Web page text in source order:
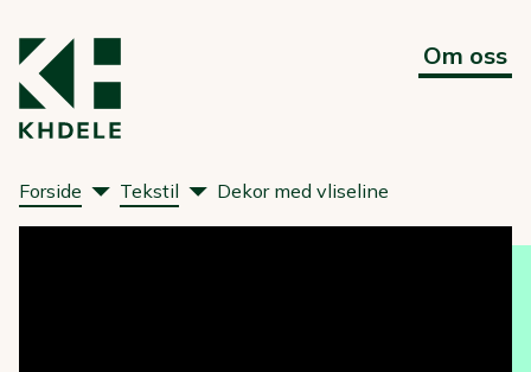
Om oss
Forside Tekstil Dekor med vliseline